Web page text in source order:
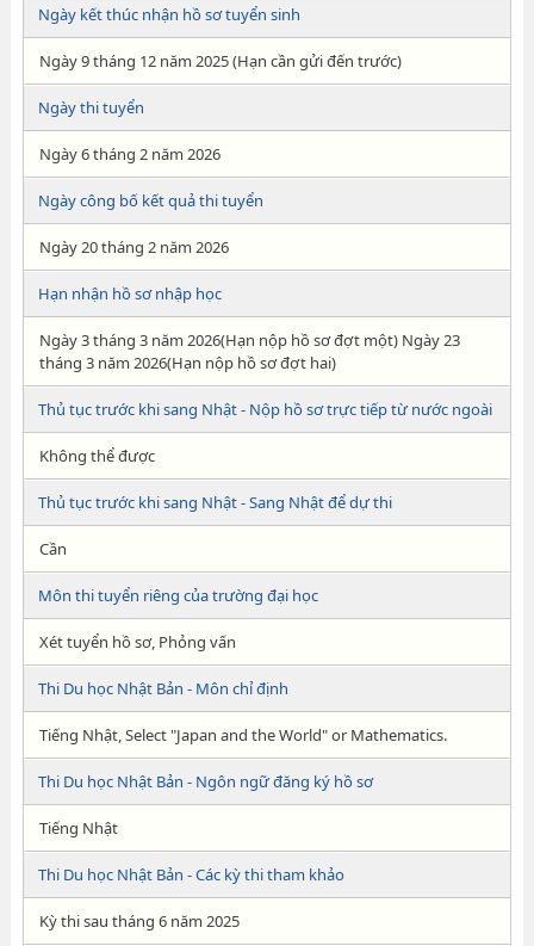
Ngày kết thúc nhận hồ sơ tuyển sinh
Ngày 9 tháng 12 năm 2025 (Hạn cần gửi đến trước)
Ngày thi tuyển
Ngày 6 tháng 2 năm 2026
Ngày công bố kết quả thi tuyển
Ngày 20 tháng 2 năm 2026
Hạn nhận hồ sơ nhập học
Ngày 3 tháng 3 năm 2026(Hạn nộp hồ sơ đợt một) Ngày 23
tháng 3 năm 2026(Hạn nộp hồ sơ đợt hai)
Thủ tục trước khi sang Nhật - Nộp hồ sơ trực tiếp từ nước ngoài
Không thể được
Thủ tục trước khi sang Nhật - Sang Nhật để dự thi
Cần
Môn thi tuyển riêng của trường đại học
Xét tuyển hồ sơ, Phỏng vấn
Thi Du học Nhật Bản - Môn chỉ định
Tiếng Nhật, Select "Japan and the World" or Mathematics.
Thi Du học Nhật Bản - Ngôn ngữ đăng ký hồ sơ
Tiếng Nhật
Thi Du học Nhật Bản - Các kỳ thi tham khảo
Kỳ thi sau tháng 6 năm 2025